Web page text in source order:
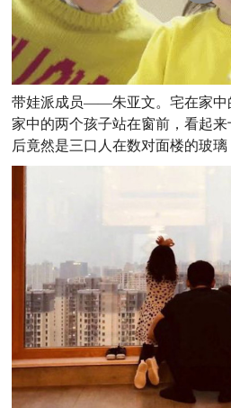
带娃派成员——朱亚文。宅在家中
家中的两个孩子站在窗前，看起
后竟然是三口人在数对面楼的玻璃